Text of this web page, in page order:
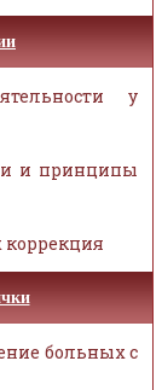
у
и принципы
больных с